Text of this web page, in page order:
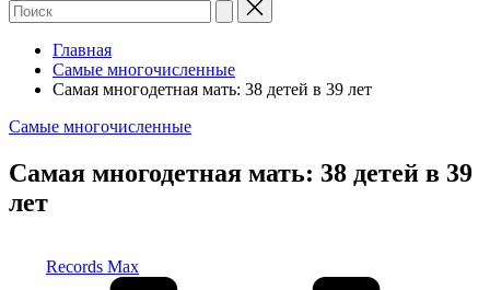
Главная
Самые многочисленные
Самая многодетная мать: 38 детей в 39 лет
Опубликовано
Самые многочисленные
Самая многодетная мать: 38 детей в 39
лет
Records Max